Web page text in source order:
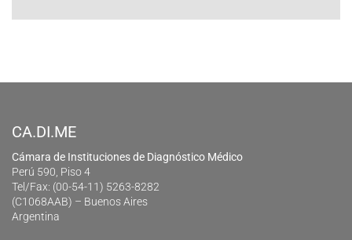
CA.DI.ME
Cámara de Instituciones de Diagnóstico Médico
Perú 590, Piso 4
Tel/Fax: (00-54-11) 5263-8282
(C1068AAB) – Buenos Aires
Argentina